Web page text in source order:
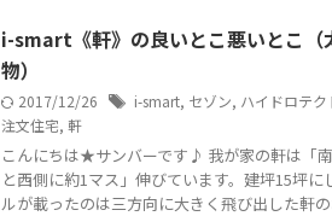
i-smart《軒》の良いとこ悪いとこ（
物）
2017/12/26 i-smart, セゾン, ハイドロテク
注文住宅, 軒
こんにちは★サンバーです♪ 我が家の軒は「
と西側に約1マス」伸びています。建坪15坪
ルが載ったのは三方向に大きく飛び出した軒